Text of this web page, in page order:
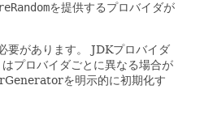
を提供するプロバイダが
があります。
JDKプロバイダ
プロバイダごとに異なる場合が
を明示的に初期化す